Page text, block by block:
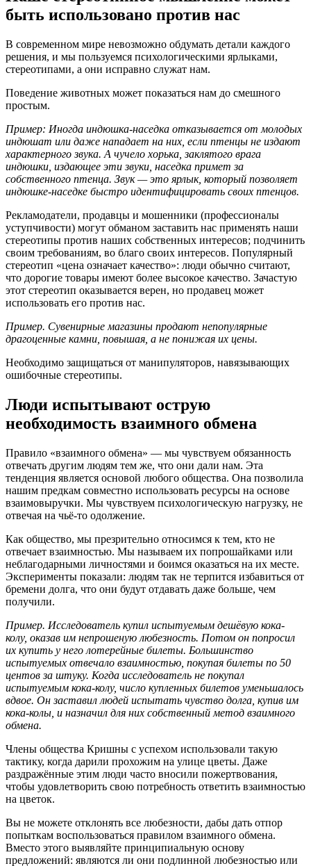
быть использовано против нас
В современном мире невозможно обдумать детали каждого
решения, и мы пользуемся психологическими ярлыками,
стереотипами, а они исправно служат нам.
Поведение животных может показаться нам до смешного
простым.
Пример: Иногда индюшка-наседка отказывается от молодых
индюшат или даже нападает на них, если птенцы не издают
характерного звука. А чучело хорька, заклятого врага
индюшки, издающее эти звуки, наседка примет за
собственного птенца. Звук — это ярлык, который позволяет
индюшке-наседке быстро идентифицировать своих птенцов.
Рекламодатели, продавцы и мошенники (профессионалы
уступчивости) могут обманом заставить нас применять наши
стереотипы против наших собственных интересов; подчинить
своим требованиям, во благо своих интересов. Популярный
стереотип «цена означает качество»: люди обычно считают,
что дорогие товары имеют более высокое качество. Зачастую
этот стереотип оказывается верен, но продавец может
использовать его против нас.
Пример. Сувенирные магазины продают непопулярные
драгоценные камни, повышая, а не понижая их цены.
Необходимо защищаться от манипуляторов, навязывающих
ошибочные стереотипы.
Люди испытывают острую
необходимость взаимного обмена
Правило «взаимного обмена» — мы чувствуем обязанность
отвечать другим людям тем же, что они дали нам. Эта
тенденция является основой любого общества. Она позволила
нашим предкам совместно использовать ресурсы на основе
взаимовыручки. Мы чувствуем психологическую нагрузку, не
отвечая на чьё-то одолжение.
Как общество, мы презрительно относимся к тем, кто не
отвечает взаимностью. Мы называем их попрошайками или
неблагодарными личностями и боимся оказаться на их месте.
Эксперименты показали: людям так не терпится избавиться от
бремени долга, что они будут отдавать даже больше, чем
получили.
Пример. Исследователь купил испытуемым дешёвую кока-
колу, оказав им непрошеную любезность. Потом он попросил
их купить у него лотерейные билеты. Большинство
испытуемых отвечало взаимностью, покупая билеты по 50
центов за штуку. Когда исследователь не покупал
испытуемым кока-колу, число купленных билетов уменьшалось
вдвое. Он заставил людей испытать чувство долга, купив им
кока-колы, и назначил для них собственный метод взаимного
обмена.
Члены общества Кришны с успехом использовали такую
тактику, когда дарили прохожим на улице цветы. Даже
раздражённые этим люди часто вносили пожертвования,
чтобы удовлетворить свою потребность ответить взаимностью
на цветок.
Вы не можете отклонять все любезности, дабы дать отпор
попыткам воспользоваться правилом взаимного обмена.
Вместо этого выявляйте принципиальную основу
предложений: являются ли они подлинной любезностью или